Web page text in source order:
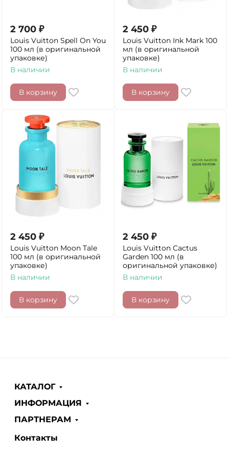
2 700 ₽
Louis Vuitton Spell On You
100 мл (в оригинальной
упаковке)
В наличии
В корзину
2 450 ₽
Louis Vuitton Ink Mark 100
мл (в оригинальной
упаковке)
В наличии
В корзину
2 450 ₽
Louis Vuitton Moon Tale
100 мл (в оригинальной
упаковке)
В наличии
В корзину
2 450 ₽
Louis Vuitton Cactus
Garden 100 мл (в
оригинальной упаковке)
В наличии
В корзину
КАТАЛОГ
ИНФОРМАЦИЯ
ПАРТНЕРАМ
Контакты